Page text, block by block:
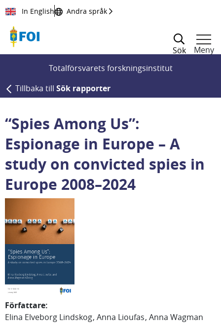
Till innehållet
In English Andra språk
Sök
Meny
Totalförsvarets forskningsinstitut
Tillbaka till Sök rapporter
“Spies Among Us”:
Espionage in Europe – A
study on convicted spies in
Europe 2008–2024
Författare:
Elina Elveborg Lindskog Anna Lioufas Anna Wagman